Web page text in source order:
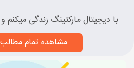
با دیجیتال مارکتینگ زندگی
مشاهده تمام